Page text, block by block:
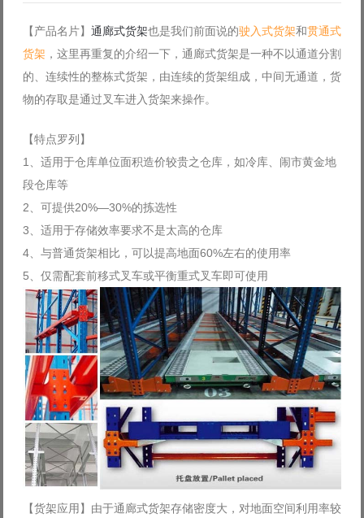
【产品名片】 通廊式货架也是我们前面说的驶入式货架和贯通式
货架 ，这里再重复的介绍一下，通廊式货架是一种不以通道分割
的、连续性的整栋式货架， 由连续的货架组成，中间无通道，货
物的存取是通过叉车进入货架来操作。
【特点罗列】
1、适用于仓库单位面积造价较贵之仓库，如冷库、闹市黄金地
段仓库等
2、可提供20%—30%的拣选性
3、适用于存储效率要求不是太高的仓库
4、与普通货架相比，可以提高地面60%左右的使用率
5、仅需配套前移式叉车或平衡重式叉车即可使用
【货架应用】由于通廊式货架存储密度大，对地面空间利用率较